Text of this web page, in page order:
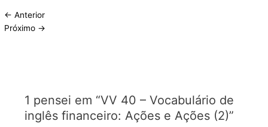
← Anterior
Próximo →
1 pensei em “VV 40 – Vocabulário de
inglês financeiro: Ações e Ações (2)”